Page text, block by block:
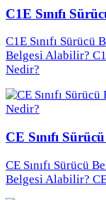
C1E Sınıfı
C1E Sınıfı Sürücü
Belgesi Alabilir?
Nedir?
CE Sınıfı
CE Sınıfı Sürücü
Belgesi Alabilir? CE